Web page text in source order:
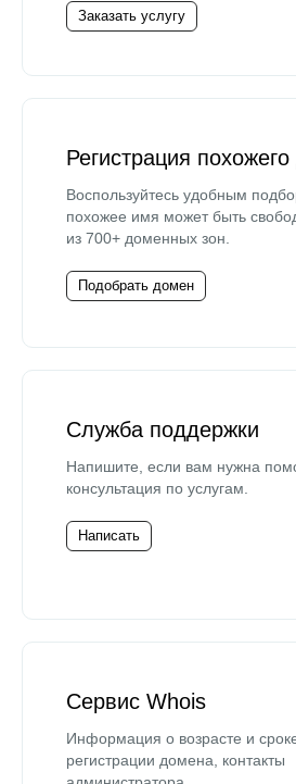
Заказать услугу
Регистрация
Воспользуйтесь удобным
похожее имя может быть
из 700+ доменных зон.
Подобрать домен
Служба поддержки
Напишите, если вам нужна
консультация по услугам.
Написать
Сервис Whois
Информация о возрасте и
регистрации домена, контакты